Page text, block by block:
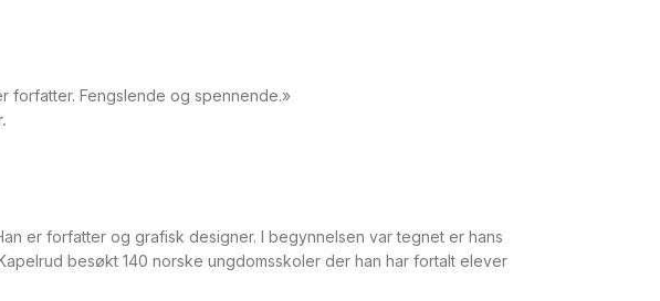
forfatter. Fengslende og spennende.»
er forfatter og grafisk designer. I begynnelsen var tegnet er hans
besøkt 140 norske ungdomsskoler der han har fortalt elever